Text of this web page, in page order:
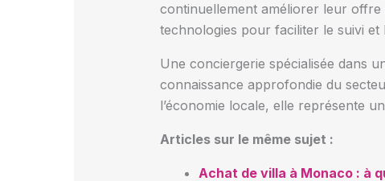
continuellement améliorer leur
technologies pour faciliter le suivi et
Une conciergerie spécialisée dans
connaissance approfondie du
l’économie locale, elle représente
Articles sur le même sujet :
Achat de villa à Monaco : à